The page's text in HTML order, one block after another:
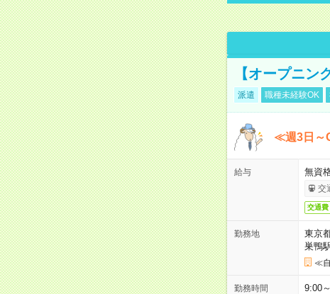
【オープニン
派遣 職種未経験OK
≪週3日～
給与 無資
交
交通費
勤務地
東京
巣鴨
≪
勤務時間
9:00